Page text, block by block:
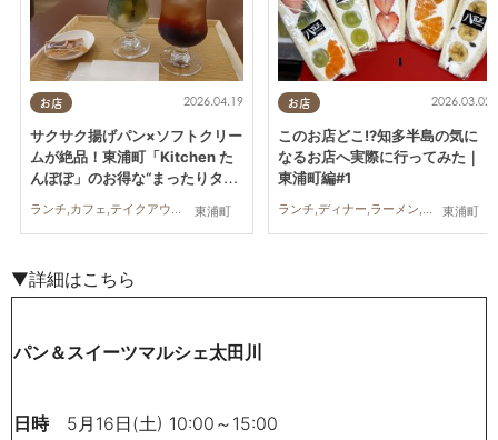
お店
東浦町
2026.04.19
サクサク揚げパン×ソフトクリー
ムが絶品！東浦町「Kitchen た
んぽぽ」のお得な“まったりタイ
ランチ,カフェ,テイクアウト,行ってみたレポ,夫婦,おひとりさま,友人
お店
東浦町
2026.03.02
このお店どこ!?知多半島の気に
なるお店へ実際に行ってみた｜
東浦町編#1
ランチ,ディナー,ラーメン,カフェ,スイーツ,テイクアウト,専門店,雑貨,アウトドア,自然,まちネタ,まとめ記事,行ってみたレポ,コスパ抜群
▼詳細はこちら
パン＆スイーツマルシェ太田川
日時5月16日(土) 10:00～15:00